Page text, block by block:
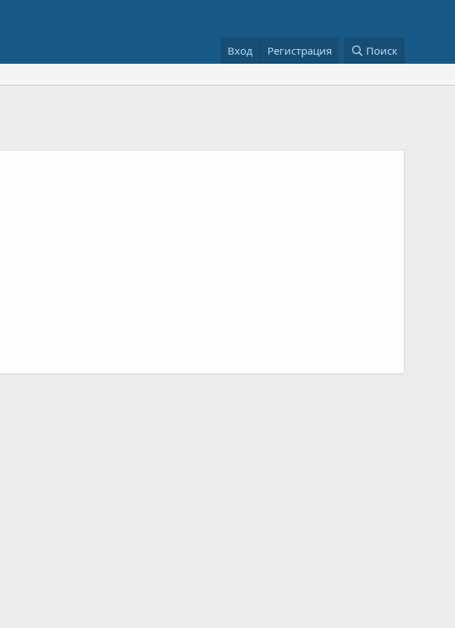
Вход Регистрация Поиск